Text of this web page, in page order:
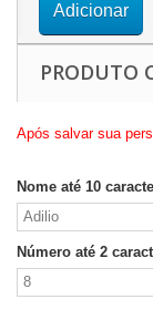
Adicionar
PRODUTO
Após salvar sua
Nome até 10
Número até 2